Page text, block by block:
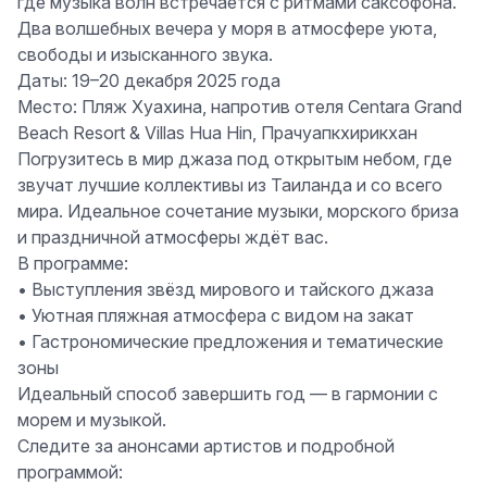
Два волшебных вечера у моря в атмосфере уюта,
свободы и изысканного звука.
Даты: 19–20 декабря 2025 года
Место: Пляж Хуахина, напротив отеля Centara Grand
Beach Resort & Villas Hua Hin, Прачуапкхирикхан
Погрузитесь в мир джаза под открытым небом, где
звучат лучшие коллективы из Таиланда и со всего
мира. Идеальное сочетание музыки, морского бриза
и праздничной атмосферы ждёт вас.
В программе:
• Выступления звёзд мирового и тайского джаза
• Уютная пляжная атмосфера с видом на закат
• Гастрономические предложения и тематические
зоны
Идеальный способ завершить год — в гармонии с
морем и музыкой.
Следите за анонсами артистов и подробной
программой: